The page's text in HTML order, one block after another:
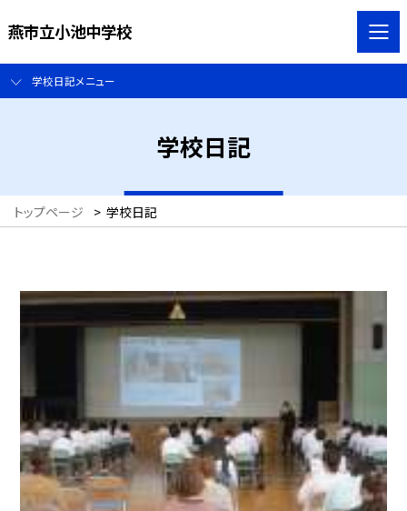
燕市立小池中学校
学校日記メニュー
学校日記
トップページ > 学校日記